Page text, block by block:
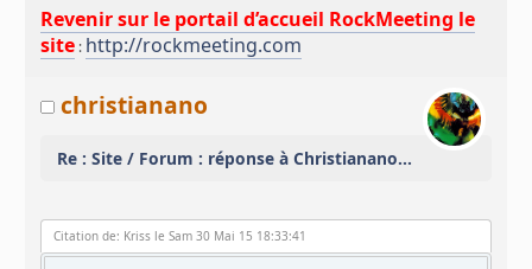
Revenir sur le portail d’accueil RockMeeting le
site : http://rockmeeting.com
christianano
Re : Site / Forum : réponse à Christianano...
Citation de: Kriss le Sam 30 Mai 15 18:33:41